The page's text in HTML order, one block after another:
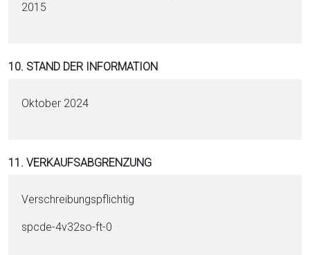
2015
10. STAND DER INFORMATION
Oktober 2024
11. VERKAUFSABGRENZUNG
Verschreibungspflichtig
spcde-4v32so-ft-0